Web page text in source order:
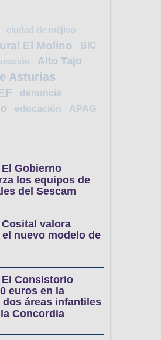
ciudad de méjico
El Molino BIC
Alto Tajo
Asturias
denuncia
educación APAG
El Gobierno
los equipos de
del Sescam
Cosital valora
nuevo modelo de
El Consistorio
euros en la
áreas infantiles
Concordia